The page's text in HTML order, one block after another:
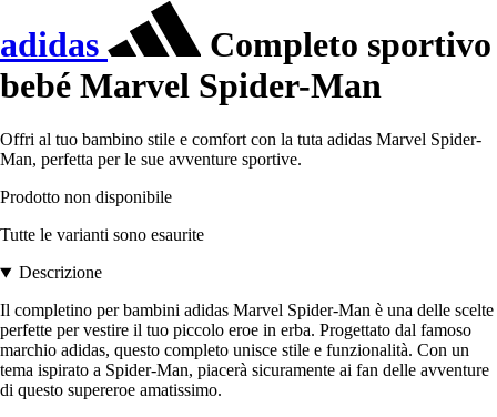
adidas
Completo sportivo
bebé Marvel Spider-Man
Offri al tuo bambino stile e comfort con la tuta adidas Marvel Spider-
Man, perfetta per le sue avventure sportive.
Prodotto non disponibile
Tutte le varianti sono esaurite
Descrizione
Il completino per bambini adidas Marvel Spider-Man è una delle scelte
perfette per vestire il tuo piccolo eroe in erba. Progettato dal famoso
marchio adidas, questo completo unisce stile e funzionalità. Con un
tema ispirato a Spider-Man, piacerà sicuramente ai fan delle avventure
di questo supereroe amatissimo.